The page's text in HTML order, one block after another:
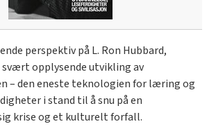
perspektiv på L. Ron Hubbard,
svært opplysende utvikling av
– den eneste teknologien for læring og
i stand til å snu på en
krise og et kulturelt forfall.